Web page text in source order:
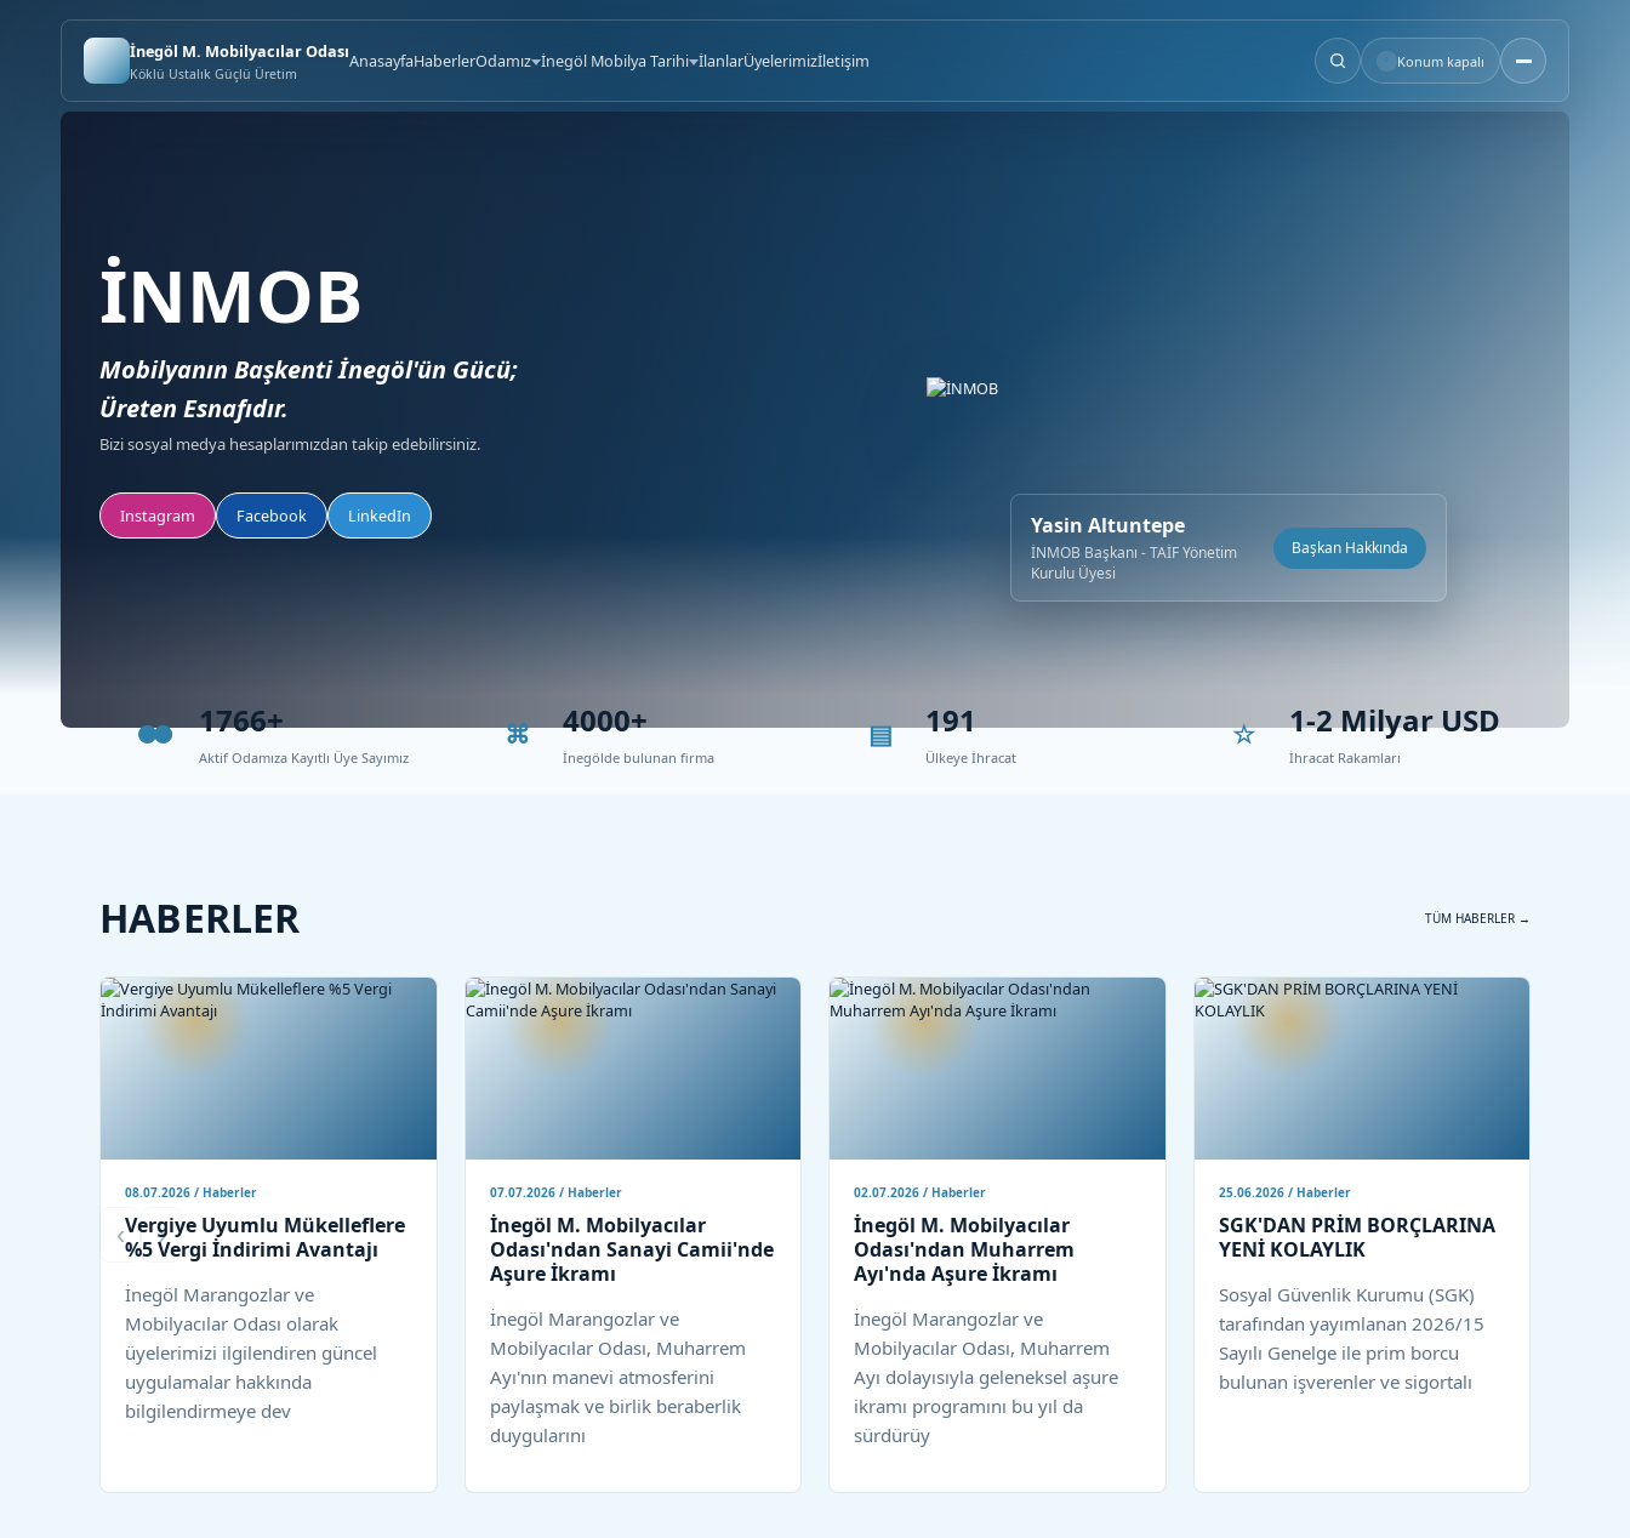
İnegöl M. Mobilyacılar Odası
Köklü Ustalık Güçlü Üretim
AnasayfaHaberlerOdamız İnegöl Mobilya Tarihi İlanlarÜyelerimizİletişim ° Konum kapalı
İNMOB
Mobilyanın Başkenti İnegöl'ün Gücü;
Üreten Esnafıdır.
Bizi sosyal medya hesaplarımızdan takip edebilirsiniz.
Instagram Facebook LinkedIn Yasin Altuntepe
İNMOB Başkanı - TAİF Yönetim
Kurulu Üyesi
Başkan Hakkında
1766+
Aktif Odamıza Kayıtlı Üye Sayımız
4000+
İnegölde bulunan firma
191
Ülkeye İhracat
1-2 Milyar USD
İhracat Rakamları
HABERLER TÜM HABERLER →
08.07.2026 / Haberler
Vergiye Uyumlu Mükelleflere
%5 Vergi İndirimi Avantajı
İnegöl Marangozlar ve
Mobilyacılar Odası olarak
üyelerimizi ilgilendiren güncel
uygulamalar hakkında
bilgilendirmeye dev
07.07.2026 / Haberler
İnegöl M. Mobilyacılar
Odası'ndan Sanayi Camii'nde
Aşure İkramı
İnegöl Marangozlar ve
Mobilyacılar Odası, Muharrem
Ayı'nın manevi atmosferini
paylaşmak ve birlik beraberlik
duygularını
02.07.2026 / Haberler
İnegöl M. Mobilyacılar
Odası'ndan Muharrem
Ayı'nda Aşure İkramı
İnegöl Marangozlar ve
Mobilyacılar Odası, Muharrem
Ayı dolayısıyla geleneksel aşure
ikramı programını bu yıl da
sürdürüy
25.06.2026 / Haberler
SGK'DAN PRİM BORÇLARINA
YENİ KOLAYLIK
Sosyal Güvenlik Kurumu (SGK)
tarafından yayımlanan 2026/15
Sayılı Genelge ile prim borcu
bulunan işverenler ve sigortalı
‹ ›